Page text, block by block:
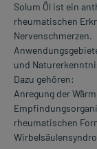
Solum Öl ist ein
rheumatischen
Nervenschmerzen.
und
Dazu gehören:
Anregung der
rheumatischen